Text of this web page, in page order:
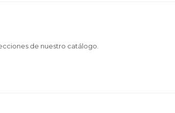
de nuestro catálogo.